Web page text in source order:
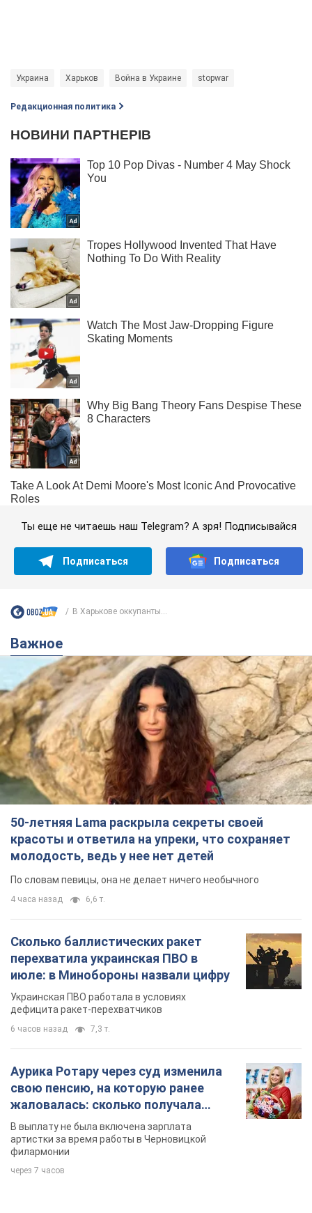
Украина Харьков Война в Украине stopwar
Редакционная политика
Ты еще не читаешь наш Telegram? А зря! Подписывайся
Подписаться Подписаться
В Харькове оккупанты...
Важное
50-летняя Lama раскрыла секреты своей
красоты и ответила на упреки, что сохраняет
молодость, ведь у нее нет детей
По словам певицы, она не делает ничего необычного
4 часа назад 6,6 т.
Сколько баллистических ракет
перехватила украинская ПВО в
июле: в Минобороны назвали цифру
Украинская ПВО работала в условиях
дефицита ракет-перехватчиков
6 часов назад 7,3 т.
Аурика Ротару через суд изменила
свою пенсию, на которую ранее
жаловалась: сколько получала
певица
В выплату не была включена зарплата
артистки за время работы в Черновицкой
филармонии
через 7 часов